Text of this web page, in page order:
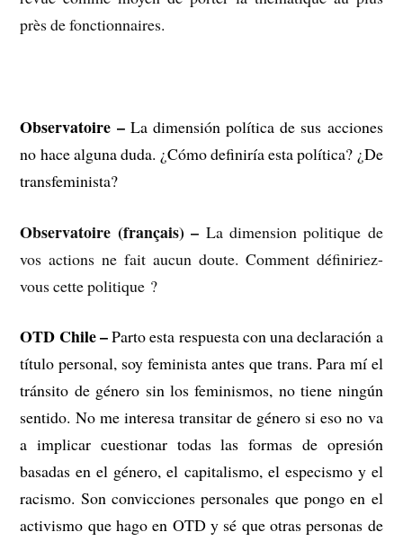
près de fonctionnaires.
Observatoire –La dimensión política de sus acciones
no hace alguna duda. ¿Cómo definiría esta política? ¿De
transfeminista?
Observatoire (français) – La dimension politique de
vos actions ne fait aucun doute. Comment définiriez-
vous cette politique ?
OTD Chile –Parto esta respuesta con una declaración a
título personal, soy feminista antes que trans. Para mí el
tránsito de género sin los feminismos, no tiene ningún
sentido. No me interesa transitar de género si eso no va
a implicar cuestionar todas las formas de opresión
basadas en el género, el capitalismo, el especismo y el
racismo. Son convicciones personales que pongo en el
activismo que hago en OTD y sé que otras personas de